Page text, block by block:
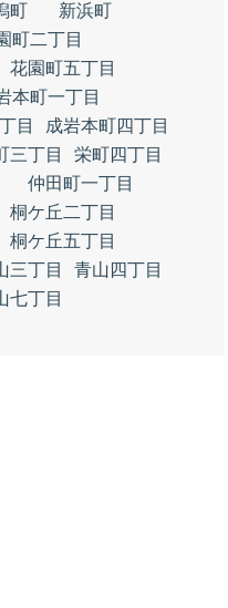
町
新浜町
町二丁目
花園町五丁目
本町一丁目
目
成岩本町四丁目
三丁目
栄町四丁目
仲田町一丁目
桐ケ丘二丁目
桐ケ丘五丁目
三丁目
青山四丁目
七丁目